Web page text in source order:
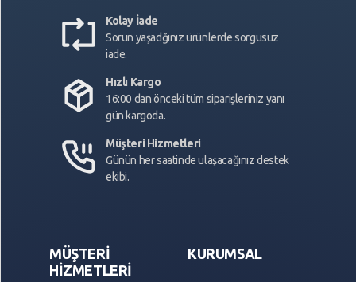
Kolay İade
Sorun yaşadğınız ürünlerde sorgusuz
iade.
Hızlı Kargo
16:00 dan önceki tüm siparişleriniz yanı
gün kargoda.
Müşteri Hizmetleri
Günün her saatinde ulaşacağınız destek
ekibi.
MÜŞTERİ
HİZMETLERİ
KURUMSAL